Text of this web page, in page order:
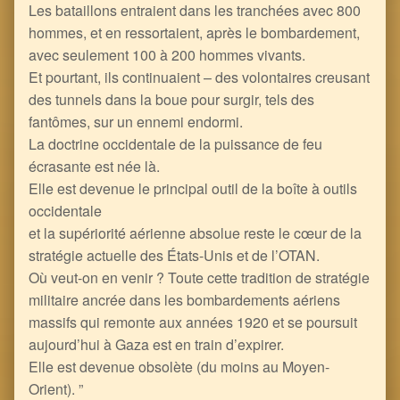
Les bataillons entraient dans les tranchées avec 800
hommes, et en ressortaient, après le bombardement,
avec seulement 100 à 200 hommes vivants.
Et pourtant, ils continuaient – des volontaires creusant
des tunnels dans la boue pour surgir, tels des
fantômes, sur un ennemi endormi.
La doctrine occidentale de la puissance de feu
écrasante est née là.
Elle est devenue le principal outil de la boîte à outils
occidentale
et la supériorité aérienne absolue reste le cœur de la
stratégie actuelle des États-Unis et de l’OTAN.
Où veut-on en venir ? Toute cette tradition de stratégie
militaire ancrée dans les bombardements aériens
massifs qui remonte aux années 1920 et se poursuit
aujourd’hui à Gaza est en train d’expirer.
Elle est devenue obsolète (du moins au Moyen-
Orient). ”